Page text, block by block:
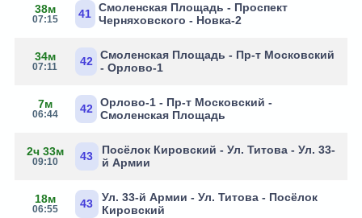
38м
07:15 41 Смоленская Площадь - Проспект
Черняховского - Новка-2
34м
07:11 42
Смоленская Площадь - Пр-т Московский
- Орлово-1
7м
06:44 42
Орлово-1 - Пр-т Московский -
Смоленская Площадь
2ч 33м
09:10 43
Посёлок Кировский - Ул. Титова - Ул. 33-
й Армии
18м
06:55 43
Ул. 33-й Армии - Ул. Титова - Посёлок
Кировский